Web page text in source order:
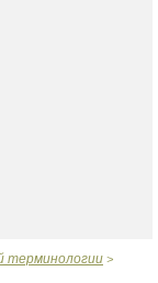
терминологии >